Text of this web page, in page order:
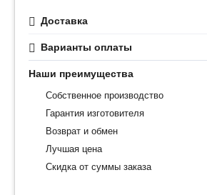
Доставка
Варианты оплаты
Наши преимущества
Собственное производство
Гарантия изготовителя
Возврат и обмен
Лучшая цена
Скидка от суммы заказа